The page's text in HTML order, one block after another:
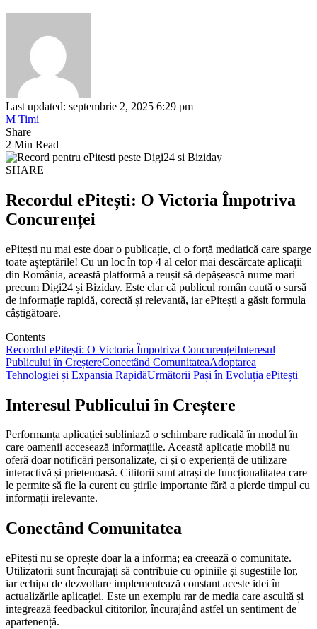
Last updated: septembrie 2, 2025 6:29 pm
M Timi
Share
2 Min Read
SHARE
Recordul ePitești: O Victoria Împotriva
Concurenței
ePitești nu mai este doar o publicație, ci o forță mediatică care sparge
toate așteptările! Cu un loc în top 4 al celor mai descărcate aplicații
din România, această platformă a reușit să depășească nume mari
precum Digi24 și Biziday. Este clar că publicul român caută o sursă
de informație rapidă, corectă și relevantă, iar ePitești a găsit formula
câștigătoare.
Contents
Recordul ePitești: O Victoria Împotriva ConcurențeiInteresul
Publicului în CreștereConectând ComunitateaAdoptarea
Tehnologiei și Expansia RapidăUrmătorii Pași în Evoluția ePitești
Interesul Publicului în Creștere
Performanța aplicației subliniază o schimbare radicală în modul în
care oamenii accesează informațiile. Această aplicație mobilă nu
oferă doar notificări personalizate, ci și o experiență de utilizare
interactivă și prietenoasă. Cititorii sunt atrași de funcționalitatea care
le permite să fie la curent cu știrile importante fără a pierde timpul cu
informații irelevante.
Conectând Comunitatea
ePitești nu se oprește doar la a informa; ea creează o comunitate.
Utilizatorii sunt încurajați să contribuie cu opiniile și sugestiile lor,
iar echipa de dezvoltare implementează constant aceste idei în
actualizările aplicației. Este un exemplu rar de media care ascultă și
integrează feedbackul cititorilor, încurajând astfel un sentiment de
apartenență.